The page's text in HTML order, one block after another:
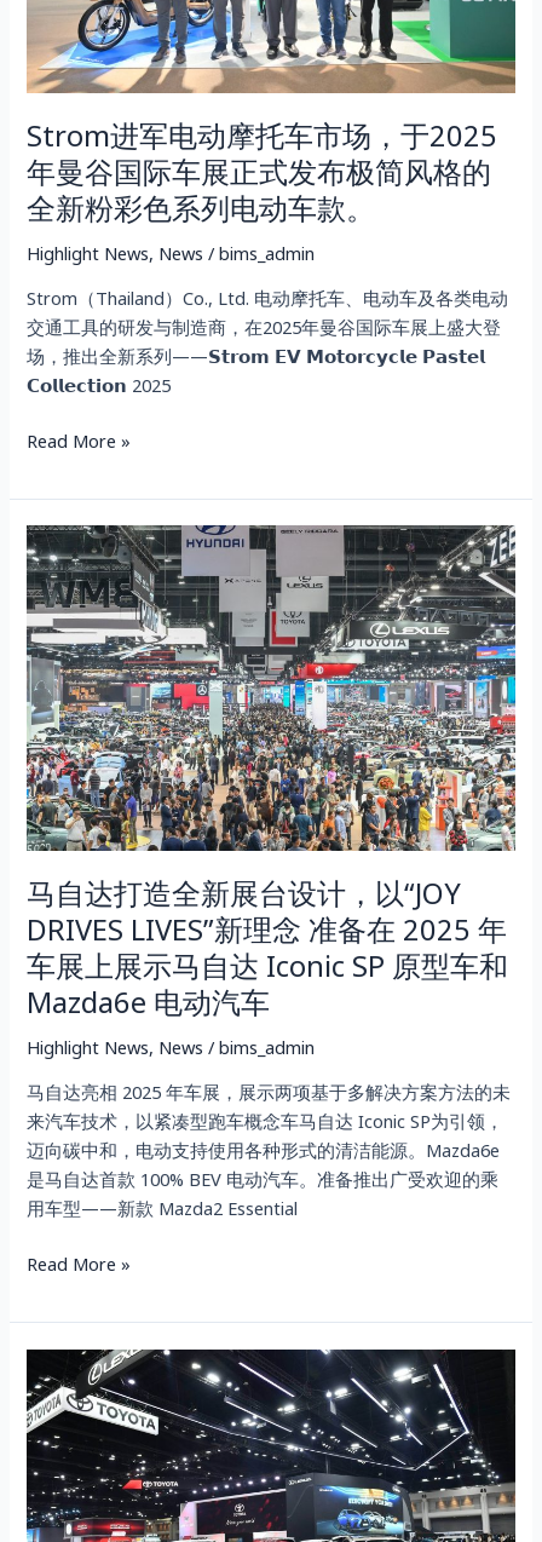
Strom进军电动摩托车市场，于2025
年曼谷国际车展正式发布极简风格的
全新粉彩色系列电动车款。
Highlight News, News /bims_admin
Strom（Thailand）Co., Ltd. 电动摩托车、电动车及各类电动
交通工具的研发与制造商，在2025年曼谷国际车展上盛大登
场，推出全新系列——𝗦𝘁𝗿𝗼𝗺 𝗘𝗩 𝗠𝗼𝘁𝗼𝗿𝗰𝘆𝗰𝗹𝗲 𝗣𝗮𝘀𝘁𝗲𝗹
𝗖𝗼𝗹𝗹𝗲𝗰𝘁𝗶𝗼𝗻 2025
场，
于
2025
年
曼
谷
国
际
展
正
式
发
极
风
格
的
全
新
粉
彩
色
系
列
电
动
车
款。
Read More »
马自达打造全新展台设计，以“JOY
DRIVES LIVES”新理念 准备在 2025 年
车展上展示马自达 Iconic SP 原型车和
Mazda6e 电动汽车
Highlight News, News /bims_admin
马自达亮相 2025 年车展，展示两项基于多解决方案方法的未
来汽车技术，以紧凑型跑车概念车马自达 Iconic SP为引领，
迈向碳中和，电动支持使用各种形式的清洁能源。Mazda6e
是马自达首款 100% BEV 电动汽车。准备推出广受欢迎的乘
用车型——新款 Mazda2 Essential
马
自
达
打
造
全
新
展
台
设
计，
以“JOY
DRIVES
LIVES”新
理
念
准
在
2025
年
车
展
上
示
自
达
Iconic
SP
原
型
车
和
Read More »
克
萨
斯
通
过